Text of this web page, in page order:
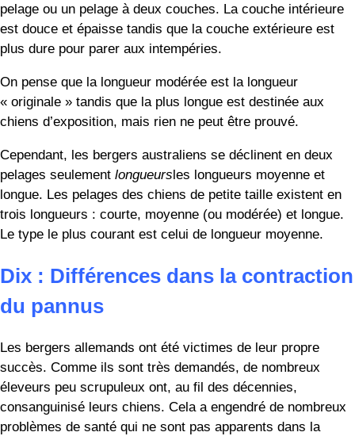
Onze : Différences de susceptibilité
à l’insuffisance d’enzyme
pancréatique
Rien qu’en regardant le nom, vous pouvez dire que
l’insuffisance d’enzymes pancréatiques est un gros
problème avec le pancréas.
Selon le Mid-Atlantic German Shepherd Rescue, cette
condition fait que le chien n’est plus capable de digérer la
plupart des nutriments de la nourriture.
être traitée. Malheureusement, de nombreux propriétaires
choisissent d’euthanasier leur chien parce qu’ils n’ont pas
les moyens de payer les traitements.
Espérons que les Aussies ne seront jamais consanguins au
point de développer des problèmes médicaux
potentiellement mortels comme l’insuffisance d’enzymes
pancréatiques.